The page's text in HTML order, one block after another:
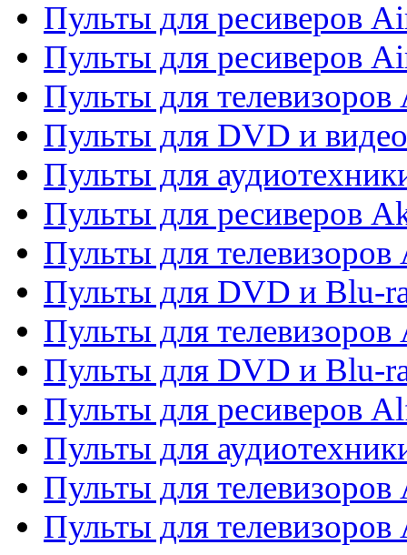
Пульты для ресиверов
Пульты для ресиверов
Пульты для телевизоров
Пульты для DVD и
Пульты для
Пульты для ресиверов
Пульты для телевизоров
Пульты для DVD и Blu-
Пульты для
Пульты для DVD и Blu-
Пульты для ресиверов
Пульты для
Пульты для
Пульты для